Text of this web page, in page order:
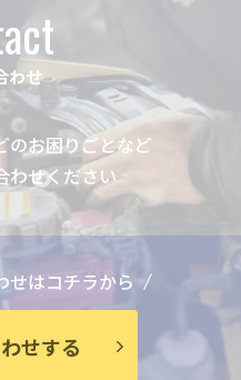
わせ
のお困りごとなど
わせください
せはコチラから
せする